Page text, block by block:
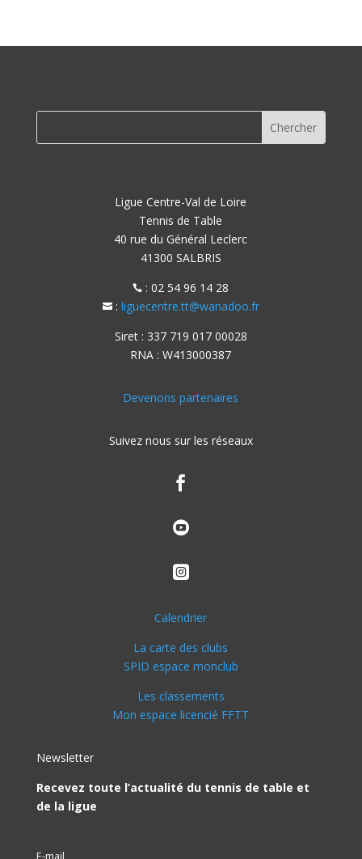
Ligue Centre-Val de Loire
Tennis de Table
40 rue du Général Leclerc
41300 SALBRIS
 : 02 54 96 14 28
: liguecentre.tt@wanadoo.fr
Siret : 337 719 017 00028
RNA : W413000387
Devenons partenaires
Suivez nous sur les réseaux



Calendrier
La carte des clubs
SPID espace monclub
Les classements
Mon espace licencié FFTT
Newsletter
Recevez toute l’actualité du tennis de table et
de la ligue
E-mail